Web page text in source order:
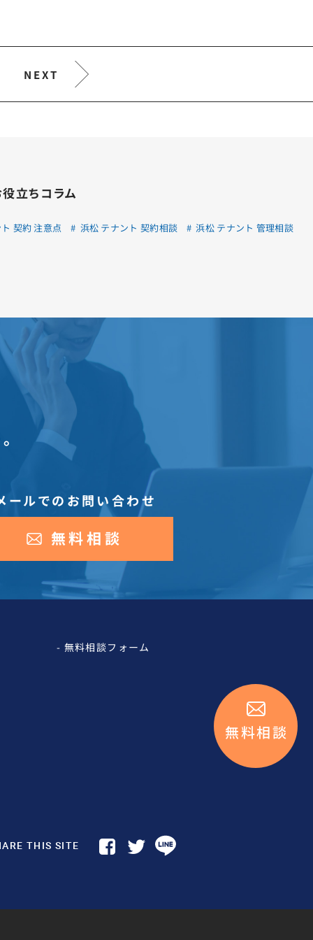
NEXT
立ちコラム
契約 注意点 浜松 テナント 契約相談
浜松 テナント 管理相談
無料相談
ールでのお問い合わせ
無料相談
無料相談フォーム
THIS SITE